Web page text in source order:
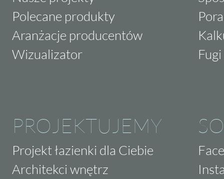
Polecane produkty
Aranżacje producentów
Wizualizator
PROJEKTUJEMY
Projekt łazienki dla Ciebie
Architekci wnętrz